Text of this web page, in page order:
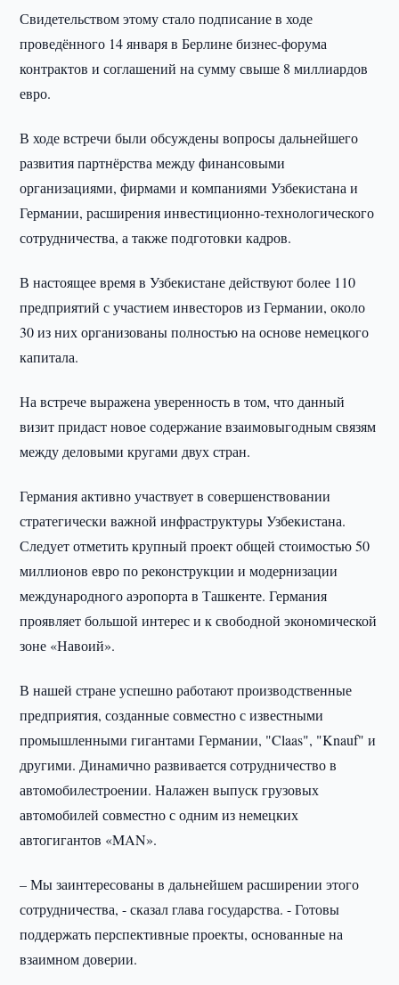
Свидетельством этому стало подписание в ходе
проведённого 14 января в Берлине бизнес-форума
контрактов и соглашений на сумму свыше 8 миллиардов
евро.
В ходе встречи были обсуждены вопросы дальнейшего
развития партнёрства между финансовыми
организациями, фирмами и компаниями Узбекистана и
Германии, расширения инвестиционно-технологического
сотрудничества, а также подготовки кадров.
В настоящее время в Узбекистане действуют более 110
предприятий с участием инвесторов из Германии, около
30 из них организованы полностью на основе немецкого
капитала.
На встрече выражена уверенность в том, что данный
визит придаст новое содержание взаимовыгодным связям
между деловыми кругами двух стран.
Германия активно участвует в совершенствовании
стратегически важной инфраструктуры Узбекистана.
Следует отметить крупный проект общей стоимостью 50
миллионов евро по реконструкции и модернизации
международного аэропорта в Ташкенте. Германия
проявляет большой интерес и к свободной экономической
зоне «Навоий».
В нашей стране успешно работают производственные
предприятия, созданные совместно с известными
промышленными гигантами Германии, "Claas", "Knauf" и
другими. Динамично развивается сотрудничество в
автомобилестроении. Налажен выпуск грузовых
автомобилей совместно с одним из немецких
автогигантов «MAN».
– Мы заинтересованы в дальнейшем расширении этого
сотрудничества, - сказал глава государства. - Готовы
поддержать перспективные проекты, основанные на
взаимном доверии.